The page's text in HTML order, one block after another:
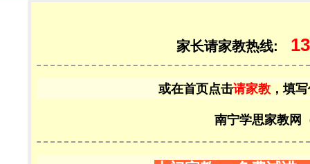
家长请家教热线:
或在首页点击请家教 ，填
南宁学思家教网